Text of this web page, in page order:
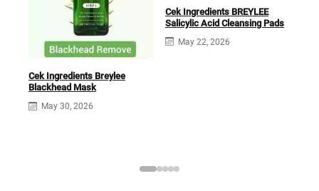
Cek Ingredients Breylee
Blackhead Mask
May 30, 2026
Cek Ingredients BREYLEE
Salicylic Acid Cleansing Pads
May 22, 2026